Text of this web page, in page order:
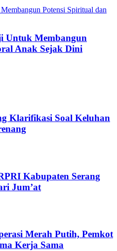
Potensi Spiritual dan
Untuk Membangun
Anak Sejak Dini
Klarifikasi Soal Keluhan
Kabupaten Serang
Jum’at
Merah Putih, Pemkot
Kerja Sama